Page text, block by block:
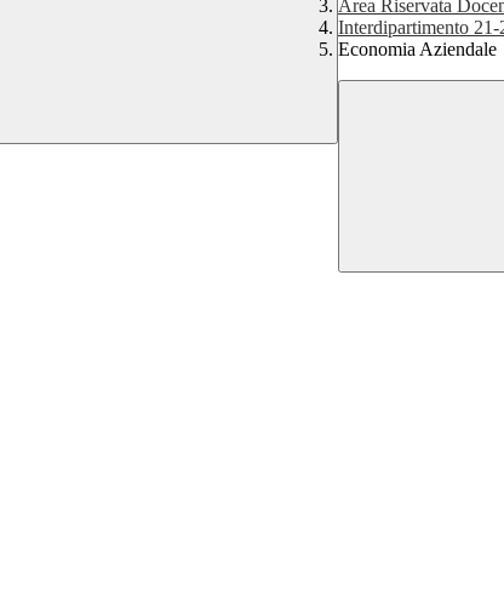
Area Riservata
Interdipartimento 21-
Economia Aziendale